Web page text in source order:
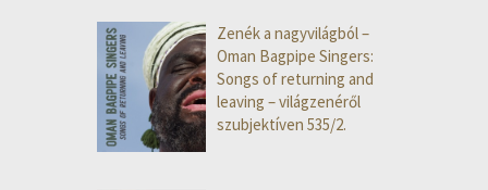
Zenék a nagyvilágból –
Oman Bagpipe Singers:
Songs of returning and
leaving – világzenéről
szubjektíven 535/2.